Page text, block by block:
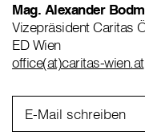
Mag. Alexander
Vizepräsident Caritas
ED Wien
office(at)caritas-wien.at
E-Mail schreiben